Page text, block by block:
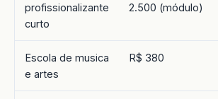
profissionalizante
curto
2.500 (módulo)
Escola de musica
e artes
R$ 380